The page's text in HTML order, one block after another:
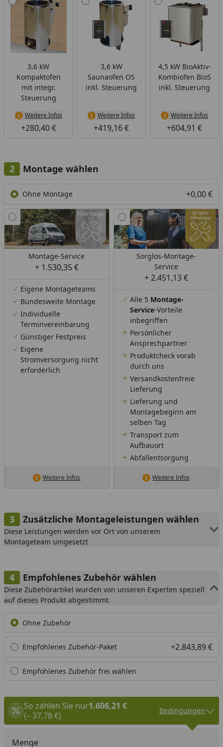
3,6 kW
Kompaktofen
mit integr.
Steuerung
Weitere Infos
+280,40 €
3,6 kW
Saunaofen OS
inkl. Steuerung
Weitere Infos
+419,16 €
4,5 kW BioAktiv-
Kombiofen BioS
inkl. Steuerung
Weitere Infos
+604,91 €
Montage wählen
Ohne Montage +0,00 €
Montage-Service
+ 1.530,35 €
Eigene Montageteams
Bundesweite Montage
Individuelle
Terminvereinbarung
Günstiger Festpreis
Eigene
Stromversorgung nicht
erforderlich
Weitere Infos
Sorglos-Montage-
Service
+ 2.451,13 €
Alle 5 Montage-
Service-Vorteile
inbegriffen
Persönlicher
Ansprechpartner
Produktcheck vorab
durch uns
Versandkostenfreie
Lieferung
Lieferung und
Montagebeginn am
selben Tag
Transport zum
Aufbauort
Abfallentsorgung
Weitere Infos
Zusätzliche Montageleistungen wählen
Diese Leistungen werden vor Ort von unserem
Montageteam umgesetzt
Empfohlenes Zubehör wählen
Diese Zubehörartikel wurden von unseren Experten speziell
auf dieses Produkt abgestimmt.
Ohne Zubehör
Empfohlenes Zubehör-Paket +2.843,89 €
Empfohlenes Zubehör frei wählen
So zahlen Sie nur1.606,21 €
(– 37,78 €)
Bedingungen
Menge